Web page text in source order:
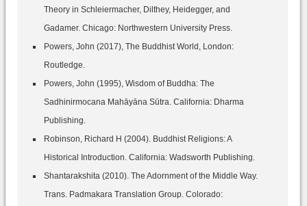
Theory in Schleiermacher, Dilthey, Heidegger, and
Gadamer. Chicago: Northwestern University Press.
Powers, John (2017), The Buddhist World, London:
Routledge.
Powers, John (1995), Wisdom of Buddha: The
Sadhinirmocana Mahāyāna Sūtra. California: Dharma
Publishing.
Robinson, Richard H (2004). Buddhist Religions: A
Historical Introduction. California: Wadsworth Publishing.
Shantarakshita (2010). The Adornment of the Middle Way.
Trans. Padmakara Translation Group. Colorado: